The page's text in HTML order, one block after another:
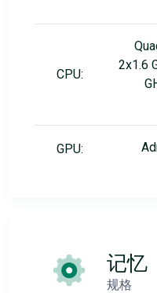
CPU:
2x1.6
GPU:
记忆
规格